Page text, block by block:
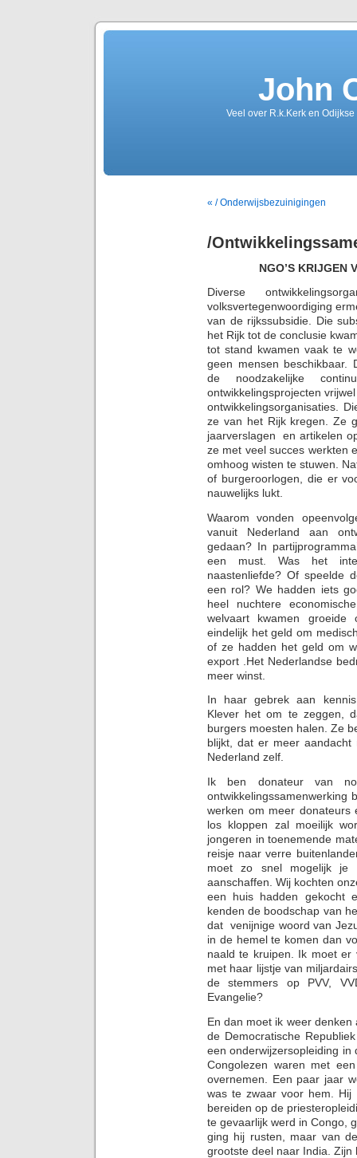
John
Veel over R.k.Kerk en
« / Onderwijsbezuinigingen
/
NGO’S KRIJGEN
Diverse
volksvertegenwoordiging
van de rijkssubsidie. Die
het Rijk tot de conclusie
tot stand kwamen vaak te
geen mensen beschikbaar.
de noodzakelijke
ontwikkelingsprojecten
ontwikkelingsorganisaties.
ze van het Rijk kregen. Ze
jaarverslagen en artikelen
ze met veel succes werkten
omhoog wisten te stuwen.
of burgeroorlogen, die er
nauwelijks lukt.
Waarom vonden
vanuit Nederland aan
gedaan? In
een must. Was het
naastenliefde? Of speelde
een rol? We hadden iets
heel nuchtere
welvaart kwamen groeide
eindelijk het geld om
of ze hadden het geld om
export .Het Nederlandse
meer winst.
In haar gebrek aan
Klever het om te zeggen,
burgers moesten halen. Ze
blijkt, dat er meer
Nederland zelf.
Ik ben donateur van
ontwikkelingssamenwerking
werken om meer donateurs
los kloppen zal moeilijk
jongeren in toenemende
reisje naar verre
moet zo snel mogelijk je
aanschaffen. Wij kochten
een huis hadden gekocht
kenden de boodschap van
dat venijnige woord van
in de hemel te komen dan
naald te kruipen. Ik moet er
met haar lijstje van
de stemmers op PVV,
Evangelie?
En dan moet ik weer
de Democratische
een onderwijzersopleiding in
Congolezen waren met
overnemen. Een paar jaar
was te zwaar voor hem.
bereiden op de
te gevaarlijk werd in Congo,
ging hij rusten, maar van
grootste deel naar India. Zijn